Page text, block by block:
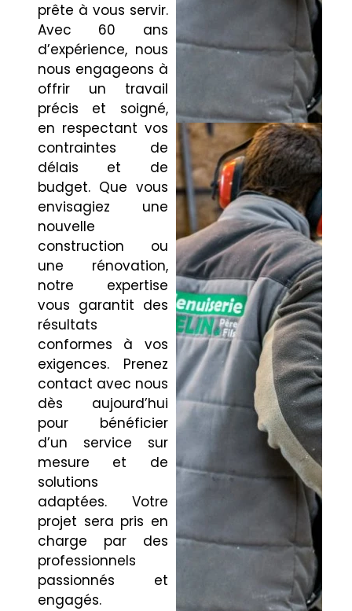
prête à vous servir.
Avec 60 ans
d’expérience, nous
nous engageons à
offrir un travail
précis et soigné,
en respectant vos
contraintes de
délais et de
budget. Que vous
envisagiez une
nouvelle
construction ou
une rénovation,
notre expertise
vous garantit des
résultats
conformes à vos
exigences. Prenez
contact avec nous
dès aujourd’hui
pour bénéficier
d’un service sur
mesure et de
solutions
adaptées. Votre
projet sera pris en
charge par des
professionnels
passionnés et
engagés.